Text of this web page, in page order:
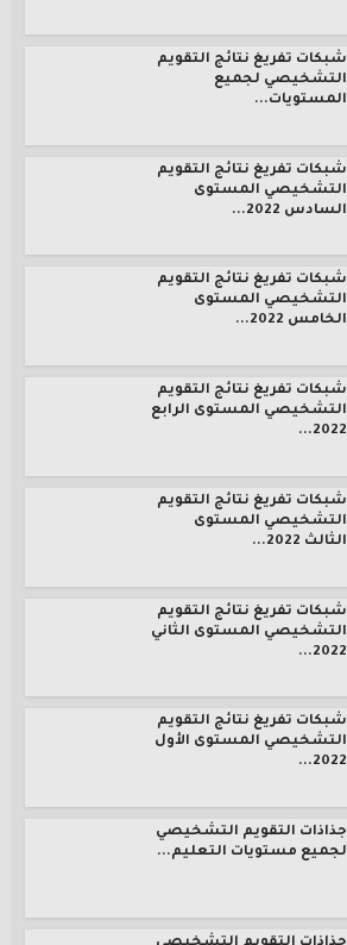
شبكات تفريغ نتائج التقويم
التشخيصي لجميع
المستويات...
شبكات تفريغ نتائج التقويم
التشخيصي المستوى
السادس 2022...
شبكات تفريغ نتائج التقويم
التشخيصي المستوى
الخامس 2022...
شبكات تفريغ نتائج التقويم
التشخيصي المستوى الرابع
2022...
شبكات تفريغ نتائج التقويم
التشخيصي المستوى
الثالث 2022...
شبكات تفريغ نتائج التقويم
التشخيصي المستوى الثاني
2022...
شبكات تفريغ نتائج التقويم
التشخيصي المستوى الأول
2022...
جذاذات التقويم التشخيصي
لجميع مستويات التعليم...